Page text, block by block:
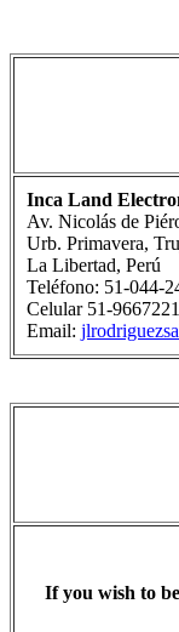
Inca Land
Av. Nicolás de
Urb. Primavera,
La Libertad, Perú
Teléfono: 51-044-
Celular 51-
Email:
If you wish to